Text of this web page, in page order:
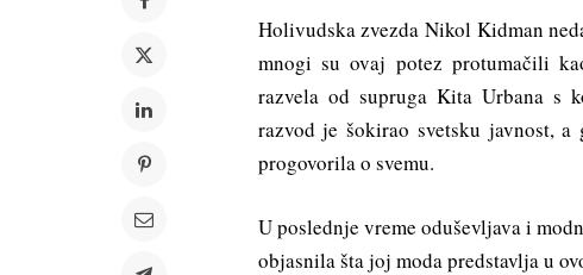
Holivudska zvezda Nikol Kidman
mnogi su ovaj potez protumačili
razvela od supruga Kita Urbana s
razvod je šokirao svetsku javnost,
progovorila o svemu.
U poslednje vreme oduševljava i
objasnila šta joj moda predstavlja u